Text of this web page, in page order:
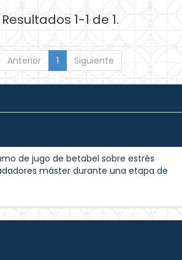
Resultados 1-1 de 1.
Anterior 1 Siguiente
de jugo de betabel sobre estrés
máster durante una etapa de